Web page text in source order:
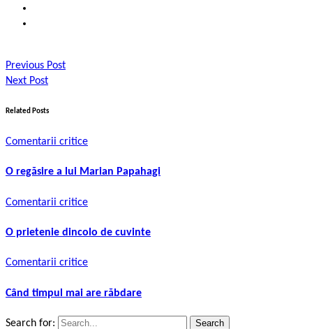
Previous Post
Next Post
Related Posts
Comentarii critice
O regăsire a lui Marian Papahagi
Comentarii critice
O prietenie dincolo de cuvinte
Comentarii critice
Când timpul mai are răbdare
Search for: